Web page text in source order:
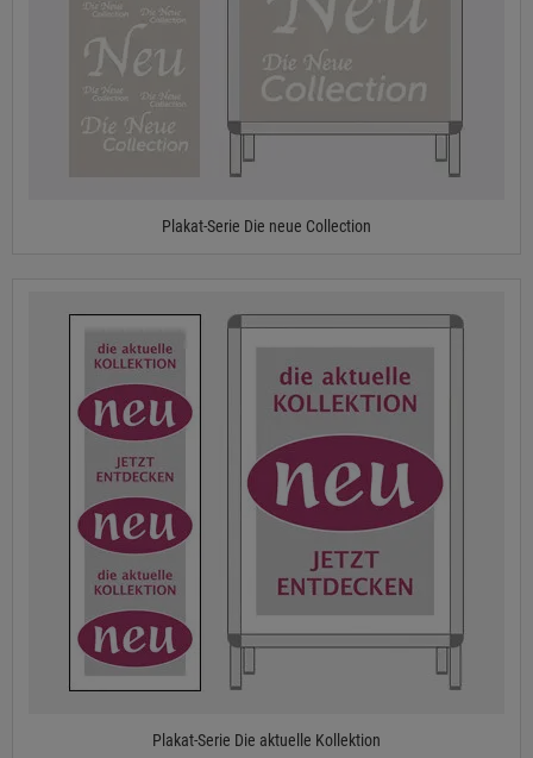
Plakat-Serie Die neue Collection
Plakat-Serie Die aktuelle Kollektion